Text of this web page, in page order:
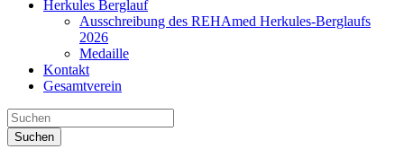
Herkules Berglauf
Ausschreibung des REHAmed Herkules-Berglaufs
2026
Medaille
Kontakt
Gesamtverein
Suchen